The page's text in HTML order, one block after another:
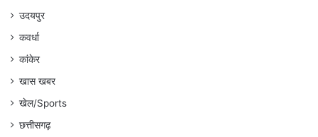
उदयपुर
कवर्धा
कांकेर
खास खबर
खेल/Sports
छत्तीसगढ़